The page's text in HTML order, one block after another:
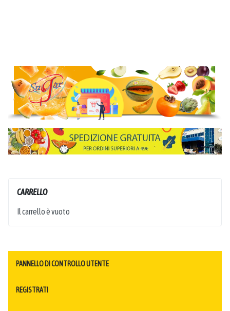
CARRELLO
Il carrello è vuoto
PANNELLO DI CONTROLLO UTENTE
REGISTRATI